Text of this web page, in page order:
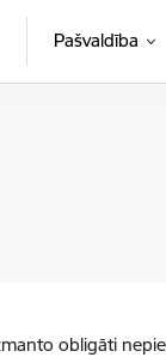
Pašvaldība
obligāti